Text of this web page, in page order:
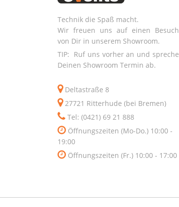
Technik die Spaß macht.
Wir freuen uns auf einen Besuch
von Dir in unserem Showroom.
TIP: Ruf uns vorher an und spreche
Deinen Showroom Termin ab.
Deltastraße 8
27721 Ritterhude (bei Bremen)
Tel: (0421) 69 21 888
Öffnungszeiten (Mo-Do.) 10:00 -
19:00
Öffnungszeiten (Fr.) 10:00 - 17:00